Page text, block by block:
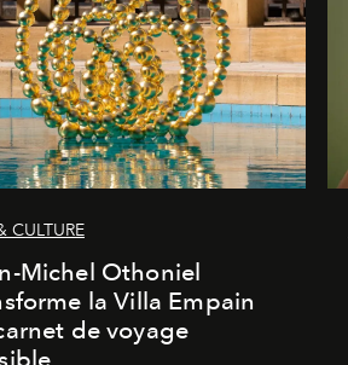
CULTURE
Michel Othoniel
la Villa Empain
de voyage